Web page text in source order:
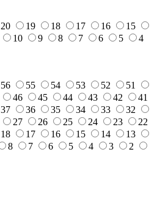
20 19 18 17 16
15
10 9 8 7 6 5
4
56 55 54 53 52
51
46 45 44 43 42
41
37 36 35 34 33
32
27 26 25 24 23
22
18 17 16 15 14
13
8 7 6 5 4 3
2